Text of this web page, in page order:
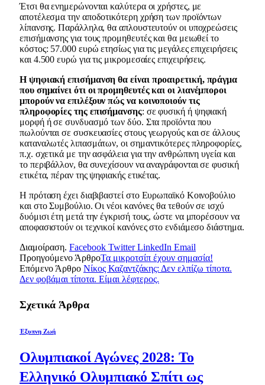
Έτσι θα ενημερώνονται καλύτερα οι χρήστες, με
αποτέλεσμα την αποδοτικότερη χρήση των προϊόντων
λίπανσης. Παράλληλα, θα απλουστευτούν οι υποχρεώσεις
επισήμανσης για τους προμηθευτές και θα μειωθεί το
κόστος: 57.000 ευρώ ετησίως για τις μεγάλες επιχειρήσεις
και 4.500 ευρώ για τις μικρομεσαίες επιχειρήσεις.
Η ψηφιακή επισήμανση θα είναι προαιρετική, πράγμα
που σημαίνει ότι οι προμηθευτές και οι λιανέμποροι
μπορούν να επιλέξουν πώς να κοινοποιούν τις
πληροφορίες της επισήμανσης: σε φυσική ή ψηφιακή
μορφή ή σε συνδυασμό των δύο. Στα προϊόντα που
πωλούνται σε συσκευασίες στους γεωργούς και σε άλλους
καταναλωτές λιπασμάτων, οι σημαντικότερες πληροφορίες,
π.χ. σχετικά με την ασφάλεια για την ανθρώπινη υγεία και
το περιβάλλον, θα συνεχίσουν να αναγράφονται σε φυσική
ετικέτα, πέραν της ψηφιακής ετικέτας.
Η πρόταση έχει διαβιβαστεί στο Ευρωπαϊκό Κοινοβούλιο
και στο Συμβούλιο. Οι νέοι κανόνες θα τεθούν σε ισχύ
δυόμισι έτη μετά την έγκρισή τους, ώστε να μπορέσουν να
αποφασιστούν οι τεχνικοί κανόνες στο ενδιάμεσο διάστημα.
Διαμοίραση. Facebook Twitter LinkedIn Email
Προηγούμενο ΆρθροΤα μικροτσίπ έχουν σημασία!
Επόμενο Άρθρο Νίκος Καζαντζάκης: Δεν ελπίζω τίποτα.
Δεν φοβάμαι τίποτα. Είμαι λέφτερος.
Σχετικά Άρθρα
Έξυπνη Ζωή
Ολυμπιακοί Αγώνες 2028: Το
Ελληνικό Ολυμπιακό Σπίτι ως